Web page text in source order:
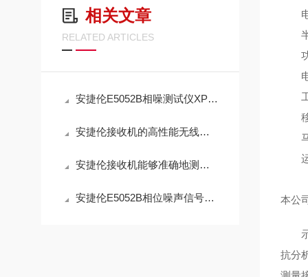
相关文章
RELATED ARTICLES
安捷伦E5052B相噪测试仪XP系统
安捷伦接收机的高性能无线通信技术
安捷伦接收机能够准确地测量和评估无线通信系统的性能
安捷伦E5052B相位噪声信号源分析仪设备已校准
电
半
功
电
工
移
马
运
本公
示
抗分